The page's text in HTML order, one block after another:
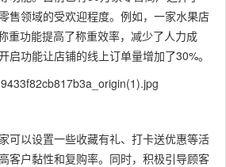
售领域的受欢迎程度。例如，一家水果店
重功能提高了称重效率，减少了人力成
启功能让店铺的线上订单量增加了30%。
可以设置一些收藏有礼、打卡送优惠等活
客户黏性和复购率。同时，积极引导顾客